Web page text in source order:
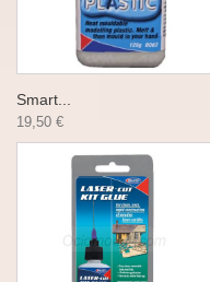
Smart...
19,50 €